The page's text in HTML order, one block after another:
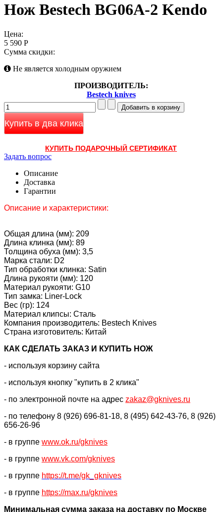
Нож Bestech BG06A-2 Kendo
Цена:
5 590 Р
Сумма скидки:
Не является холодным оружием
ПРОИЗВОДИТЕЛЬ:
Bestech knives
Купить в два клика
КУПИТЬ ПОДАРОЧНЫЙ СЕРТИФИКАТ
Задать вопрос
Описание
Доставка
Гарантии
Описание и характеристики:
Общая длина (мм): 209
Длина клинка (мм): 89
Толщина обуха (мм): 3,5
Марка стали: D2
Тип обработки клинка: Satin
Длина рукояти (мм): 120
Материал рукояти: G10
Тип замка: Liner-Lock
Вес (гр): 124
Материал клипсы: Сталь
Компания производитель: Bestech Knives
Страна изготовитель: Китай
КАК CДЕЛАТЬ ЗАКАЗ И КУПИТЬ НОЖ
- используя корзину сайта
- используя кнопку "купить в 2 клика"
- по электронной почте на адрес zakaz@gknives.ru
- по телефону 8 (926) 696-81-18, 8 (495) 642-43-76, 8 (926)
656-26-96
- в группе www.ok.ru/gknives
- в группе www.vk.com/gknives
- в группе https://t.me/gk_gknives
- в группе https://max.ru/gknives
Минимальная сумма заказа на доставку по Москве